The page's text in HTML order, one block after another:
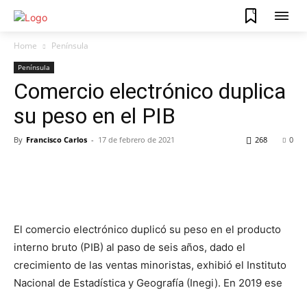
0
Home Península
Península
Comercio electrónico duplica
su peso en el PIB
By Francisco Carlos - 17 de febrero de 2021 0
268
El comercio electrónico duplicó su peso en el producto
interno bruto (PIB) al paso de seis años, dado el
crecimiento de las ventas minoristas, exhibió el Instituto
Nacional de Estadística y Geografía (Inegi). En 2019 ese